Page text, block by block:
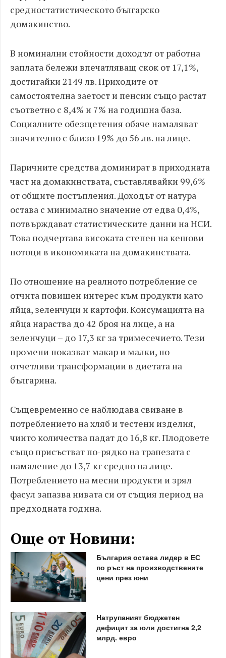
средностатистическото българско
домакинство.
В номинални стойности доходът от работна
заплата бележи впечатляващ скок от 17,1%,
достигайки 2149 лв. Приходите от
самостоятелна заетост и пенсии също растат
съответно с 8,4% и 7% на годишна база.
Социалните обезщетения обаче намаляват
значително с близо 19% до 56 лв. на лице.
Паричните средства доминират в приходната
част на домакинствата, съставлявайки 99,6%
от общите постъпления. Доходът от натура
остава с минимално значение от едва 0,4%,
потвърждават статистическите данни на НСИ.
Това подчертава високата степен на кешови
потоци в икономиката на домакинствата.
По отношение на реалното потребление се
отчита повишен интерес към продукти като
яйца, зеленчуци и картофи. Консумацията на
яйца нараства до 42 броя на лице, а на
зеленчуци – до 17,3 кг за тримесечието. Тези
промени показват макар и малки, но
отчетливи трансформации в диетата на
българина.
Същевременно се наблюдава свиване в
потреблението на хляб и тестени изделия,
чиито количества падат до 16,8 кг. Плодовете
също присъстват по-рядко на трапезата с
намаление до 13,7 кг средно на лице.
Потреблението на месни продукти и зрял
фасул запазва нивата си от същия период на
предходната година.
Още от Новини:
България остава лидер в ЕС
по ръст на производствените
цени през юни
Натрупаният бюджетен
дефицит за юли достигна 2,2
млрд. евро